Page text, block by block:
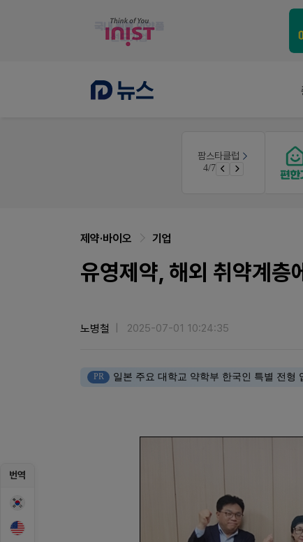
팜스타클럽
4/7
번역
제약·바이오 기업
유영제약, 해외 취약계
노병철 2025-07-01 10:24:35
PR 일본 주요 대학교 약학부 한국인 특별 전형